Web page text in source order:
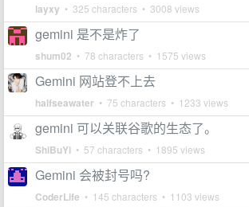
layxy • 325 characters • 3008 views
gemini 是不是炸了
shum02 • 78 characters • 1575 views
Gemini 网站登不上去
halfseawater • 75 characters • 1233 views
gemini 可以关联谷歌的生态了。
ShiBuYi • 57 characters • 1895 views
Gemini 会被封号吗?
CoderLife • 145 characters • 1103 views